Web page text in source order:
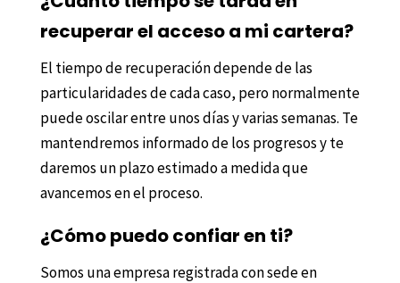
recuperar el acceso a mi cartera?
El tiempo de recuperación depende de las
particularidades de cada caso, pero normalmente
puede oscilar entre unos días y varias semanas. Te
mantendremos informado de los progresos y te
daremos un plazo estimado a medida que
avancemos en el proceso.
¿Cómo puedo confiar en ti?
Somos una empresa registrada con sede en